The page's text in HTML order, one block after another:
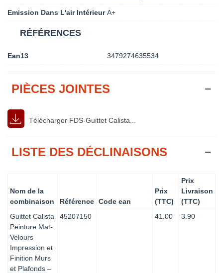
Emission Dans L'air Intérieur A+
RÉFÉRENCES
Ean13 3479274635534
PIÈCES JOINTES
Télécharger FDS-Guittet Calista...
LISTE DES DÉCLINAISONS
Nom de la
combinaison
Référence Code ean
Prix
(TTC)
Prix
Livraison
(TTC)
Guittet Calista
Peinture Mat-
Velours
Impression et
Finition Murs
et Plafonds –
45207150 41.00 3.90